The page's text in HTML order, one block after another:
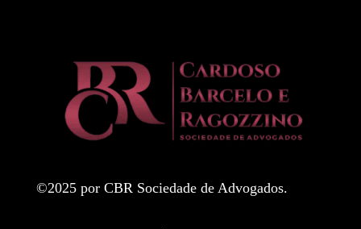
©2025 por CBR Sociedade de Advogados.